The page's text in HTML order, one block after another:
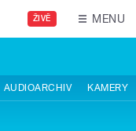
ŽIVĚ MENU
AUDIOARCHIV KAMERY